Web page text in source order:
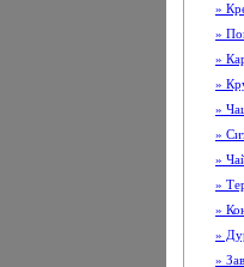
»
»
»
»
»
»
»
»
»
»
»